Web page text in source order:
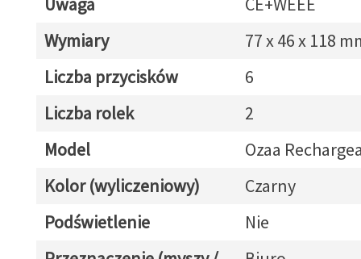
Wymiary
77 x 46 x 118
Liczba przycisków
6
Liczba rolek
2
Model
Ozaa
Kolor (wyliczeniowy)
Czarny
Podświetlenie
Nie